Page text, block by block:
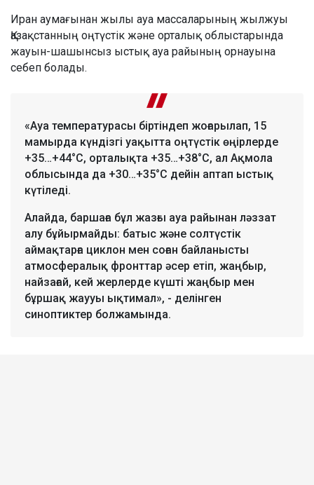
Иран аумағынан жылы ауа массаларының жылжуы
Қазақстанның оңтүстік және орталық облыстарында
жауын-шашынсыз ыстық ауа райының орнауына
себеп болады.
«Ауа температурасы біртіндеп жоғарылап, 15
мамырда күндізгі уақытта оңтүстік өңірлерде
+35…+44°С, орталықта +35…+38°С, ал Ақмола
облысында да +30…+35°С дейін аптап ыстық
күтіледі.
Алайда, баршаға бұл жазғы ауа райынан ләззат
алу бұйырмайды: батыс және солтүстік
аймақтарға циклон мен соған байланысты
атмосфералық фронттар әсер етіп, жаңбыр,
найзағай, кей жерлерде күшті жаңбыр мен
бұршақ жаууы ықтимал», - делінген
синоптиктер болжамында.